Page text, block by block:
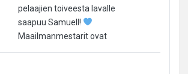
pelaajien toiveesta lavalle
saapuu Samuell!
Maailmanmestarit ovat